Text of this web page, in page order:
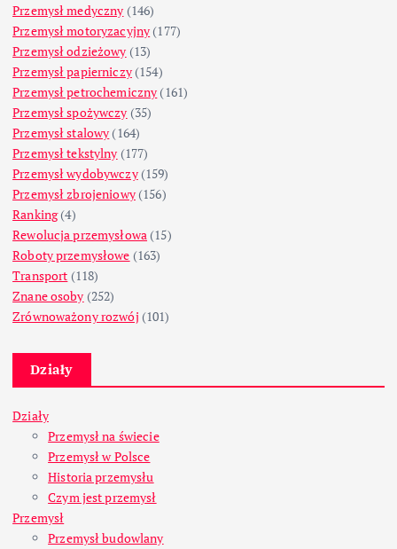
Przemysł medyczny (146)
Przemysł motoryzacyjny (177)
Przemysł odzieżowy (13)
Przemysł papierniczy(154)
Przemysł petrochemiczny (161)
Przemysł spożywczy (35)
Przemysł stalowy (164)
Przemysł tekstylny (177)
Przemysł wydobywczy(159)
Przemysł zbrojeniowy(156)
Ranking(4)
Rewolucja przemysłowa (15)
Roboty przemysłowe (163)
Transport (118)
Znane osoby (252)
Zrównoważony rozwój (101)
Działy
Działy
Przemysł na świecie
Przemysł w Polsce
Historia przemysłu
Czym jest przemysł
Przemysł
Przemysł budowlany